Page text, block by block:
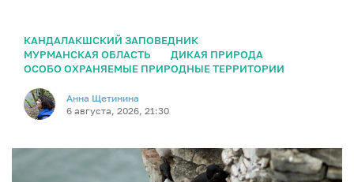
КАНДАЛАКШСКИЙ ЗАПОВЕДНИК
МУРМАНСКАЯ ОБЛАСТЬ
ДИКАЯ ПРИРОДА
ОСОБО ОХРАНЯЕМЫЕ ПРИРОДНЫЕ ТЕРРИТОРИИ
Анна Щетинина
6 августа, 2026, 21:30